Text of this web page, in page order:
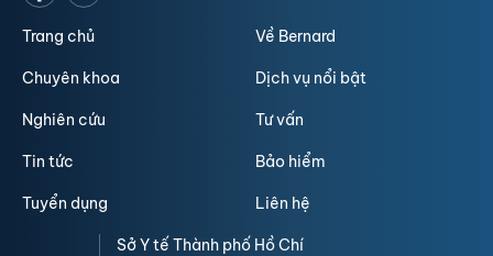
Trang chủ Về Bernard
Chuyên khoa Dịch vụ nổi bật
Nghiên cứu Tư vấn
Tin tức Bảo hiểm
Tuyển dụng Liên hệ
Sở Y tế Thành phố Hồ Chí